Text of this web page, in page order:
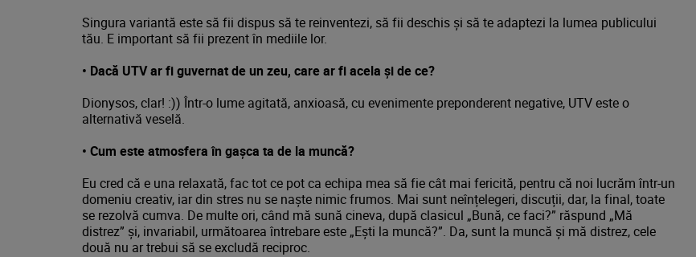
Singura variantă este să fii dispus să te reinventezi, să fii deschis și să te adaptezi la lumea publicului
tău. E important să fii prezent în mediile lor.
• Dacă UTV ar fi guvernat de un zeu, care ar fi acela și de ce?
Dionysos, clar! :)) Într-o lume agitată, anxioasă, cu evenimente preponderent negative, UTV este o
alternativă veselă.
• Cum este atmosfera în gașca ta de la muncă?
Eu cred că e una relaxată, fac tot ce pot ca echipa mea să fie cât mai fericită, pentru că noi lucrăm într-un
domeniu creativ, iar din stres nu se naște nimic frumos. Mai sunt neînțelegeri, discuții, dar, la final, toate
se rezolvă cumva. De multe ori, când mă sună cineva, după clasicul „Bună, ce faci?” răspund „Mă
distrez” și, invariabil, următoarea întrebare este „Ești la muncă?”. Da, sunt la muncă și mă distrez, cele
două nu ar trebui să se excludă reciproc.